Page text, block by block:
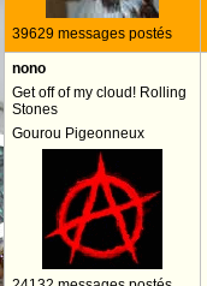
39629 messages postés
nono
Get off of my cloud! Rolling
Stones
Gourou Pigeonneux